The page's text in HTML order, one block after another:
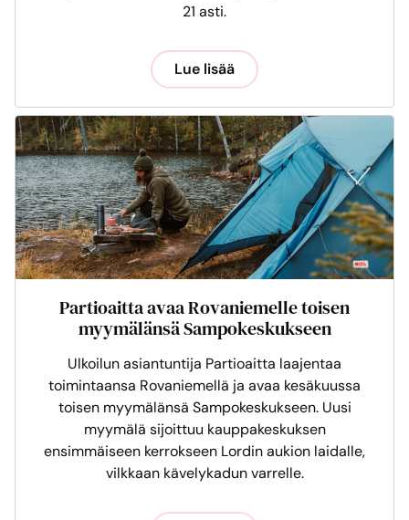
21 asti.
Lue lisää
Partioaitta avaa Rovaniemelle toisen
myymälänsä Sampokeskukseen
Ulkoilun asiantuntija Partioaitta laajentaa
toimintaansa Rovaniemellä ja avaa kesäkuussa
toisen myymälänsä Sampokeskukseen. Uusi
myymälä sijoittuu kauppakeskuksen
ensimmäiseen kerrokseen Lordin aukion laidalle,
vilkkaan kävelykadun varrelle.